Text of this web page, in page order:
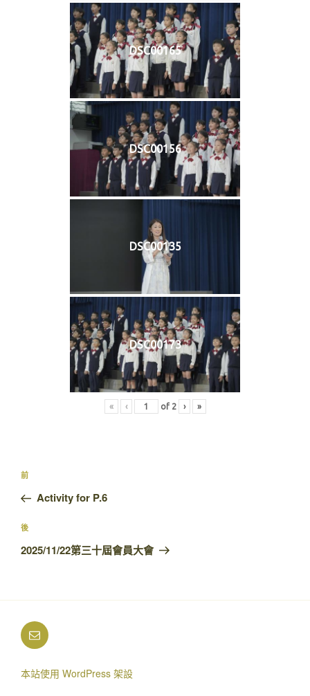
DSC00165
DSC00156
DSC00135
DSC00173
« ‹ of 2 › »
文
導
覽
上
一
文
章
前
Activity for P.6
下
篇
後
2025/11/22第三十屆會員大會
電
郵
本站使用 WordPress 架設